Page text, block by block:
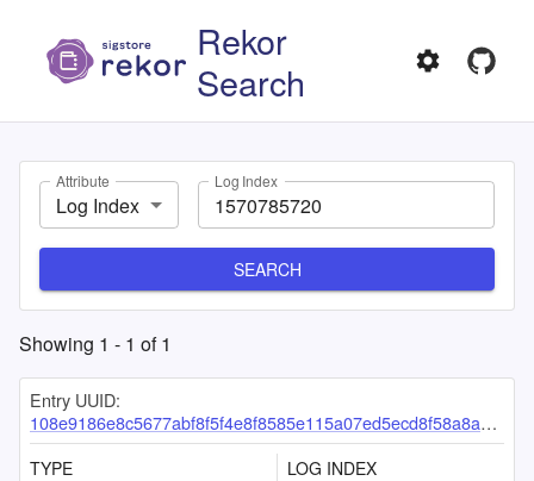
Rekor
Search
Attribute
Log Index
Log Index
SEARCH
Showing 1 - 1 of1
Entry UUID:
108e9186e8c5677abf8f5f4e8f8585e115a07ed5ecd8f58a8a9770b1104a1066d6d768f3e951c89b
TYPE
LOG INDEX